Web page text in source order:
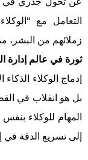
التعامل مع
زملائهم من البشر،
ثورة في عالم إدارة
إدماج الوكلاء
بل هو انقلاب في
المهام للوكلاء
إلى تسريع الدقة في